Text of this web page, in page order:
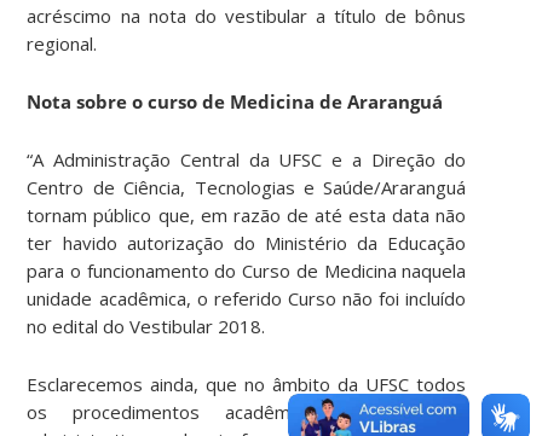
acréscimo na nota do vestibular a título de bônus
regional.
Nota sobre o curso de Medicina de Araranguá
“A Administração Central da UFSC e a Direção do
Centro de Ciência, Tecnologias e Saúde/Araranguá
tornam público que, em razão de até esta data não
ter havido autorização do Ministério da Educação
para o funcionamento do Curso de Medicina naquela
unidade acadêmica, o referido Curso não foi incluído
no edital do Vestibular 2018.
Esclarecemos ainda, que no âmbito da UFSC todos
os procedimentos acadêmicos, pedagógicos,